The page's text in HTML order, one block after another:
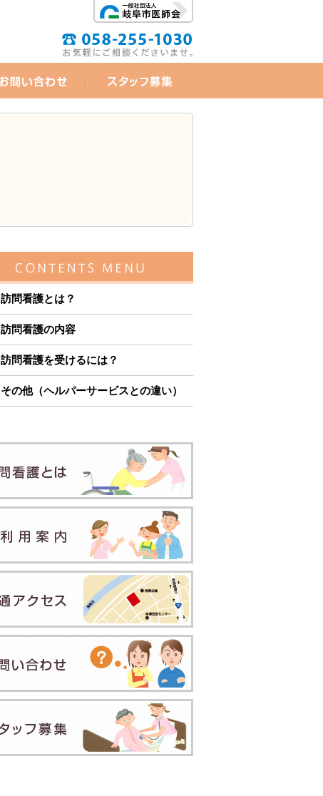
訪問看護とは？
訪問看護の内容
訪問看護を受けるには？
その他（ヘルパーサービスとの違い）